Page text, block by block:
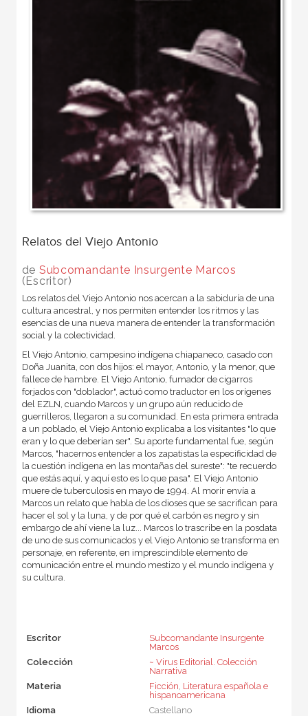
Relatos del Viejo Antonio
de Subcomandante Insurgente Marcos
(Escritor)
Los relatos del Viejo Antonio nos acercan a la sabiduría de una
cultura ancestral, y nos permiten entender los ritmos y las
esencias de una nueva manera de entender la transformación
social y la colectividad.
El Viejo Antonio, campesino indígena chiapaneco, casado con
Doña Juanita, con dos hijos: el mayor, Antonio, y la menor, que
fallece de hambre. El Viejo Antonio, fumador de cigarros
forjados con "doblador", actuó como traductor en los orígenes
del EZLN, cuando Marcos y un grupo aún reducido de
guerrilleros, llegaron a su comunidad. En esta primera entrada
a un poblado, el Viejo Antonio explicaba a los visitantes "lo que
eran y lo que deberían ser". Su aporte fundamental fue, según
Marcos, "hacernos entender a los zapatistas la especificidad de
la cuestión indígena en las montañas del sureste": "te recuerdo
que estás aquí, y aquí esto es lo que pasa". El Viejo Antonio
muere de tuberculosis en mayo de 1994. Al morir envía a
Marcos un relato que habla de los dioses que se sacrifican para
hacer el sol y la luna, y de por qué el carbón es negro y sin
embargo de ahí viene la luz... Marcos lo trascribe en la posdata
de uno de sus comunicados y el Viejo Antonio se transforma en
personaje, en referente, en imprescindible elemento de
comunicación entre el mundo mestizo y el mundo indígena y
su cultura.
Escritor
Subcomandante Insurgente
Marcos
Colección
~ Virus Editorial. Colección
Narrativa
Materia
Ficción Literatura española e
hispanoamericana
Idioma
Castellano